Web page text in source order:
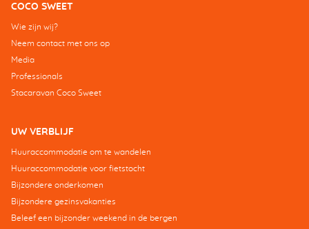
COCO SWEET
Wie zijn wij?
Neem contact met ons op
Media
Professionals
Stacaravan Coco Sweet
UW VERBLIJF
Huuraccommodatie om te wandelen
Huuraccommodatie voor fietstocht
Bijzondere onderkomen
Bijzondere gezinsvakanties
Beleef een bijzonder weekend in de bergen